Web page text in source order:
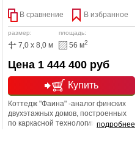
В сравнение В избранное
размер:
7,0 x 8,0 м
площадь:
56 м2
Купить
Цена 1 444 400 руб
подробнее
Коттедж "Фаина" -аналог финских
двухэтажных домов, построенных
по каркасной технологии.